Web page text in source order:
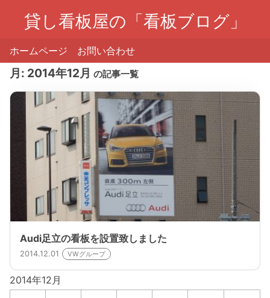
貸し看板屋の「看板ブログ」
ホームページ お問い合わせ
月: 2014年12月 の記事一覧
Audi足立の看板を設置致しました
2014.12.01 VWグループ
2014年12月